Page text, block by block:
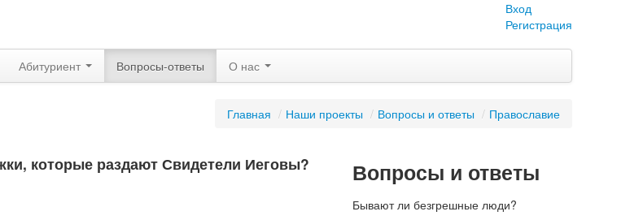
Вход
Регистрация
Абитуриент Вопросы-ответы О нас
Главная / Наши проекты / Вопросы и ответы / Православие
которые раздают Свидетели Иеговы? Вопросы и ответы
Бывают ли безгрешные люди?